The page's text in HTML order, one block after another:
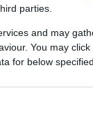
parties.
and may
You may
for below